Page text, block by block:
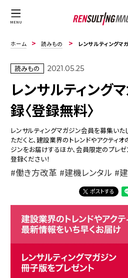
MENU
ホーム 読みもの レンサルティングマ
読みもの 2021.05.25
レンサルティング
録〈登録無料〉
レンサルティングマガジン会員を募集いた
ただくと、建設業界のトレンドやアクティ
ジンをお届けするほか、会員限定のプレ
登録ください！
働き方改革 建機レンタル
ポストする